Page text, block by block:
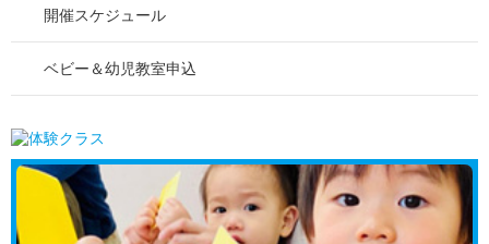
開催スケジュール
ベビー＆幼児教室申込